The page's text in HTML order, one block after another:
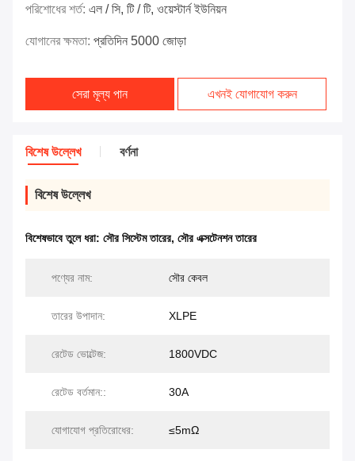
পরিশোধের শর্ত: এল / সি, টি / টি, ওয়েস্টার্ন ইউনিয়ন
যোগানের ক্ষমতা: প্রতিদিন 5000 জোড়া
সেরা মূল্য পান এখনই যোগাযোগ করুন
বিশেষ উল্লেখ বর্ণনা
বিশেষ উল্লেখ
বিশেষভাবে তুলে ধরা: সৌর সিস্টেম তারের, সৌর এক্সটেনশন তারের
পণ্যের নাম: সৌর কেবল
তারের উপাদান: XLPE
রেটেড ভোল্টেজ: 1800VDC
রেটেড বর্তমান:: 30A
যোগাযোগ প্রতিরোধের: ≤5mΩ